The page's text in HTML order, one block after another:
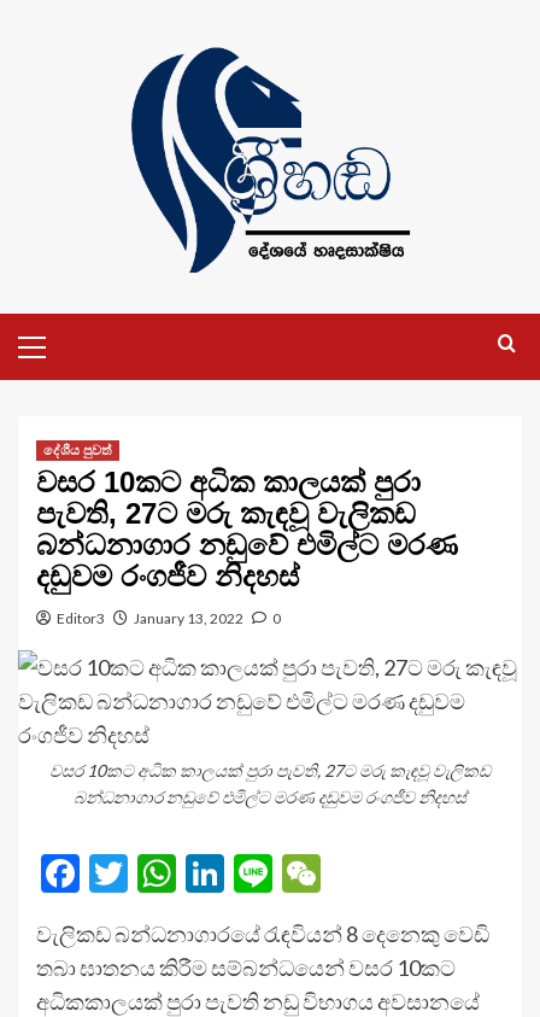
Menu
දේශීය පුවත්
වසර 10කට අධික කාලයක් පුරා
පැවති, 27ට මරු කැඳවූ වැලිකඩ
බන්ධනාගාර නඩුවේ එමිල්ට මරණ
දඩුවම රංගජීව නිදහස්
Editor3 January 13, 2022 0
වසර 10කට අධික කාලයක් පුරා පැවති, 27ට මරු කැඳවූ වැලිකඩ
බන්ධනාගාර නඩුවේ එමිල්ට මරණ දඩුවම රංගජීව නිදහස්
Facebook
Twitter
WhatsApp
LinkedIn
Line
වැලිකඩ බන්ධනාගාරයේ රැඳවියන් 8 දෙනෙකු වෙඩි
තබා ඝාතනය කිරීම සම්බන්ධයෙන් වසර 10කට
අධිකකාලයක් පුරා පැවති නඩු විභාගය අවසානයේ